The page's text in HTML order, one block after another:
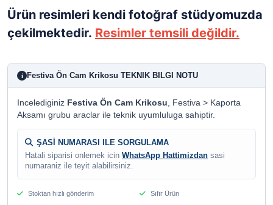
Ürün resimleri kendi fotoğraf stüdyomuzda
çekilmektedir. Resimler temsili değildir.
i Festiva Ön Cam Krikosu TEKNIK BILGI NOTU
Incelediginiz Festiva Ön Cam Krikosu, Festiva > Kaporta
Aksamı grubu araclar ile teknik uyumluluga sahiptir.
ŞASİ NUMARASI ILE SORGULAMA
Hatali siparisi onlemek icin WhatsApp Hattimizdan sasi
numaraniz ile teyit alabilirsiniz.
Stoktan hızlı gönderim Sıfır Ürün